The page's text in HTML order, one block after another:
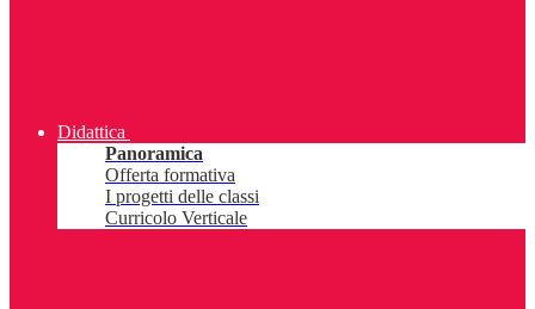
Didattica
Panoramica
Offerta formativa
I progetti delle classi
Curricolo Verticale